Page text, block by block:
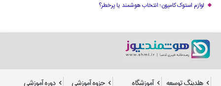
لوازم استوک کامیون؛ انتخاب هوشمند یا پرخطر؟
هلدینگ توسعه آموزشگاه جزوه آموزشی دوره آموزشی